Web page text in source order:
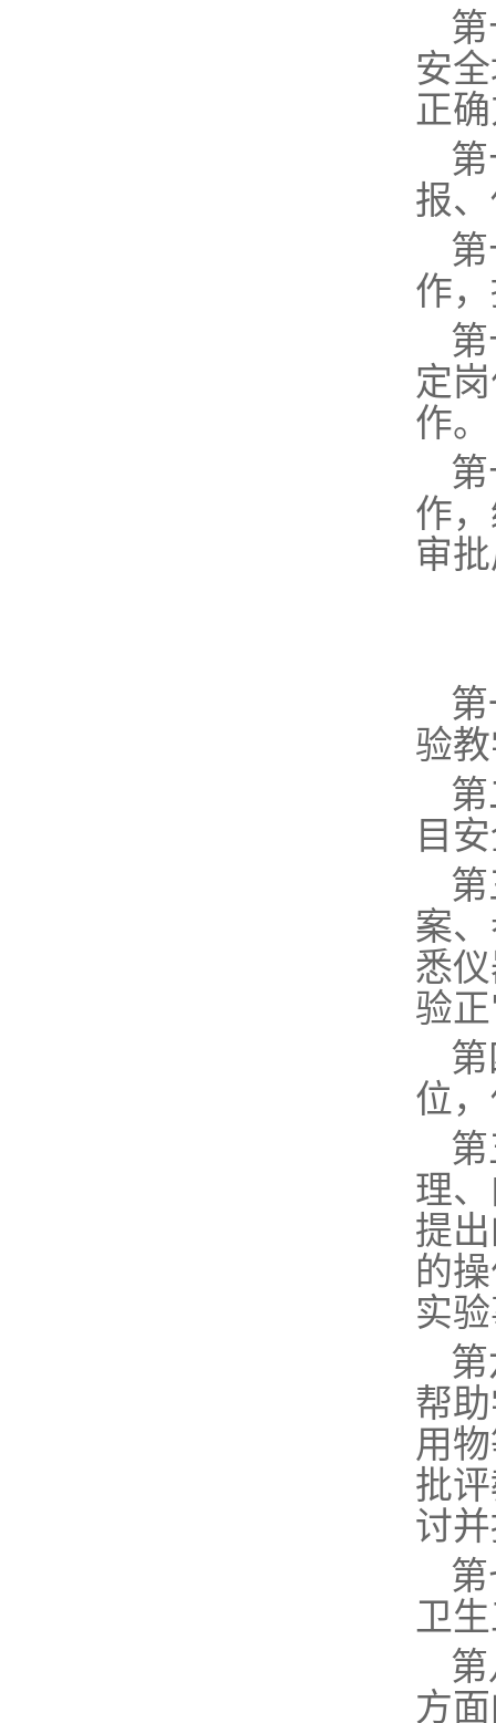
安
正
报
作
定
作。
作，
审
验
目
案
悉
验
位
理
提
的
实
帮
用
批
讨
卫
方